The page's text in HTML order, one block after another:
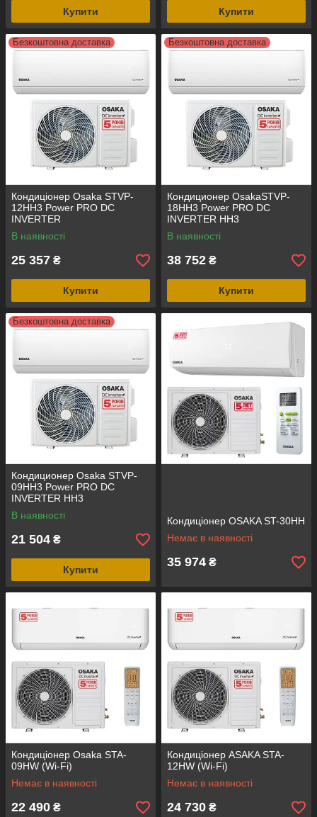
Купити Купити
Безкоштовна доставка
Кондиціонер Osaka STVP-
12HH3 Power PRO DC
INVERTER
В наявності
25 357 ₴
Купити
Безкоштовна доставка
Кондиционер OsakaSTVP-
18HH3 Power PRO DC
INVERTER HH3
В наявності
38 752 ₴
Купити
Безкоштовна доставка
Кондиционер Osaka STVP-
09HH3 Power PRO DC
INVERTER HH3
В наявності
21 504 ₴
Купити
Кондиціонер OSAKA ST-30HH
Немає в наявності
35 974 ₴
Кондиціонер Osaka STA-
09HW (Wi-Fi)
Немає в наявності
22 490 ₴
Кондиціонер ASAKA STA-
12HW (Wi-Fi)
Немає в наявності
24 730 ₴